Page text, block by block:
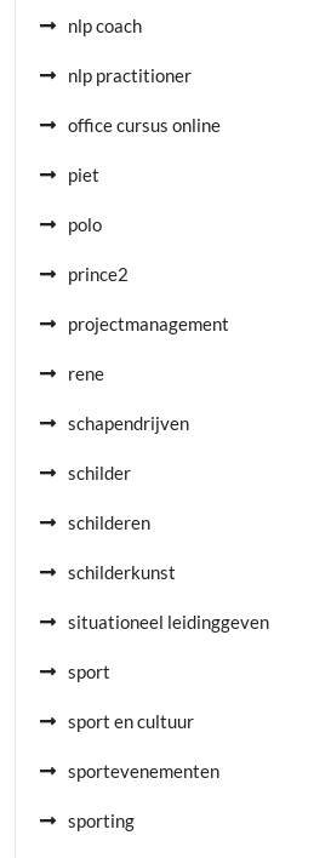
nlp coach
nlp practitioner
office cursus online
piet
polo
prince2
projectmanagement
rene
schapendrijven
schilder
schilderen
schilderkunst
situationeel leidinggeven
sport
sport en cultuur
sportevenementen
sporting